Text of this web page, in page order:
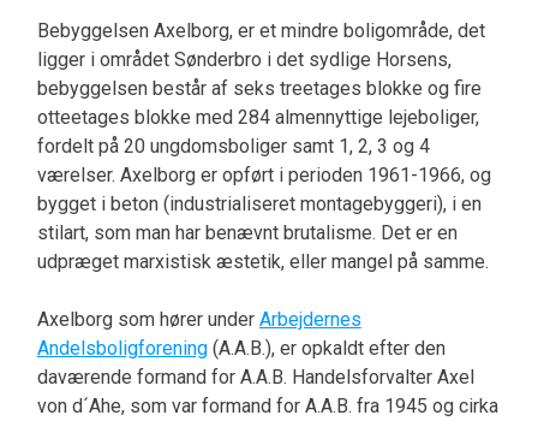
Bebyggelsen Axelborg, er et mindre boligområde, det
ligger i området Sønderbro i det sydlige Horsens,
bebyggelsen består af seks treetages blokke og fire
otteetages blokke med 284 almennyttige lejeboliger,
fordelt på 20 ungdomsboliger samt 1, 2, 3 og 4
værelser. Axelborg er opført i perioden 1961-1966, og
bygget i beton (industrialiseret montagebyggeri), i en
stilart, som man har benævnt brutalisme. Det er en
udpræget marxistisk æstetik, eller mangel på samme.
Axelborg som hører under Arbejdernes
Andelsboligforening(A.A.B.), er opkaldt efter den
daværende formand for A.A.B. Handelsforvalter Axel
von d´Ahe, som var formand for A.A.B. fra 1945 og cirka